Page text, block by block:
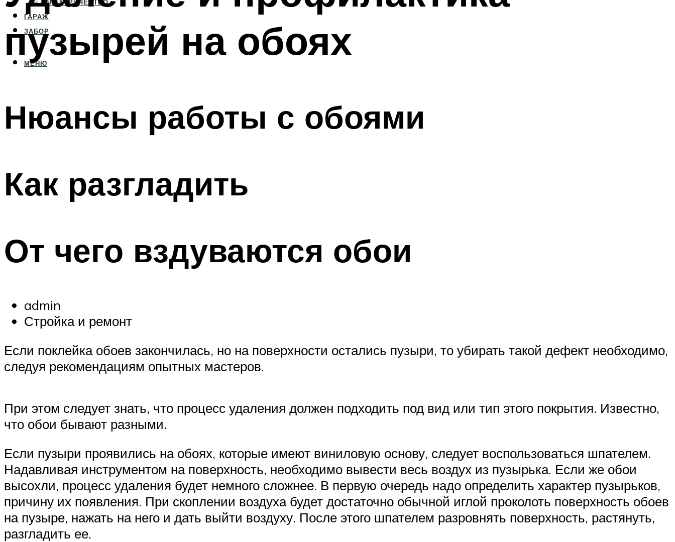
ЭЛЕКТРИЧЕСТВО
ГАРАЖ
ЗАБОР
МЕНЮ
пузырей на обоях
Нюансы работы с обоями
Как разгладить
От чего вздуваются обои
admin
Стройка и ремонт
Если поклейка обоев закончилась, но на поверхности остались пузыри, то убирать такой дефект необходимо,
следуя рекомендациям опытных мастеров.
При этом следует знать, что процесс удаления должен подходить под вид или тип этого покрытия. Известно,
что обои бывают разными.
Если пузыри проявились на обоях, которые имеют виниловую основу, следует воспользоваться шпателем.
Надавливая инструментом на поверхность, необходимо вывести весь воздух из пузырька. Если же обои
высохли, процесс удаления будет немного сложнее. В первую очередь надо определить характер пузырьков,
причину их появления. При скоплении воздуха будет достаточно обычной иглой проколоть поверхность обоев
на пузыре, нажать на него и дать выйти воздуху. После этого шпателем разровнять поверхность, растянуть,
разгладить ее.